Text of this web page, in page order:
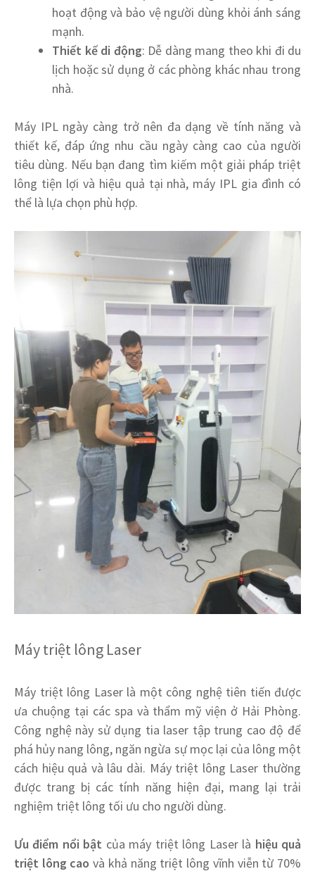
hoạt động và bảo vệ người dùng khỏi ánh sáng
mạnh.
Thiết kế di động: Dễ dàng mang theo khi đi du
lịch hoặc sử dụng ở các phòng khác nhau trong
nhà.
Máy IPL ngày càng trở nên đa dạng về tính năng và
thiết kế, đáp ứng nhu cầu ngày càng cao của người
tiêu dùng. Nếu bạn đang tìm kiếm một giải pháp triệt
lông tiện lợi và hiệu quả tại nhà, máy IPL gia đình có
thể là lựa chọn phù hợp.
Máy triệt lông Laser
Máy triệt lông Laser là một công nghệ tiên tiến được
ưa chuộng tại các spa và thẩm mỹ viện ở Hải Phòng.
Công nghệ này sử dụng tia laser tập trung cao độ để
phá hủy nang lông, ngăn ngừa sự mọc lại của lông một
cách hiệu quả và lâu dài. Máy triệt lông Laser thường
được trang bị các tính năng hiện đại, mang lại trải
nghiệm triệt lông tối ưu cho người dùng.
Ưu điểm nổi bật của máy triệt lông Laser là hiệu quả
triệt lông cao và khả năng triệt lông vĩnh viễn từ 70%